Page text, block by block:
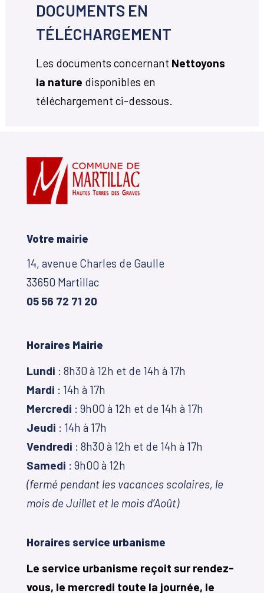
DOCUMENTS EN
TÉLÉCHARGEMENT
Les documents concernant Nettoyons
la nature disponibles en
téléchargement ci-dessous.
Votre mairie
14, avenue Charles de Gaulle
33650 Martillac
05 56 72 71 20
Horaires Mairie
Lundi : 8h30 à 12h et de 14h à 17h
Mardi : 14h à 17h
Mercredi : 9h00 à 12h et de 14h à 17h
Jeudi : 14h à 17h
Vendredi : 8h30 à 12h et de 14h à 17h
Samedi : 9h00 à 12h
(fermé pendant les vacances scolaires, le
mois de Juillet et le mois d’Août)
Horaires service urbanisme
Le service urbanisme reçoit sur rendez-
vous, le mercredi toute la journée, le